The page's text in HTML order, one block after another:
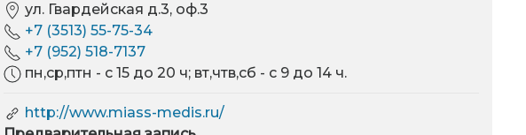
ул. Гвардейская д.3, оф.3
+7 (3513) 55-75-34
+7 (952) 518-7137
пн,ср,птн - с 15 до 20 ч; вт,чтв,сб - с 9 до 14 ч.
http://www.miass-medis.ru/